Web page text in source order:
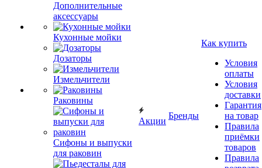
Дополнительные
аксессуары
Кухонные мойки
Дозаторы
Измельчители
Раковины
Сифоны и выпуски
для раковин
Акции
Бренды
Как купить
Условия
оплаты
Условия
доставки
Гарантия
на товар
Правила
приёмки
товаров
Правила